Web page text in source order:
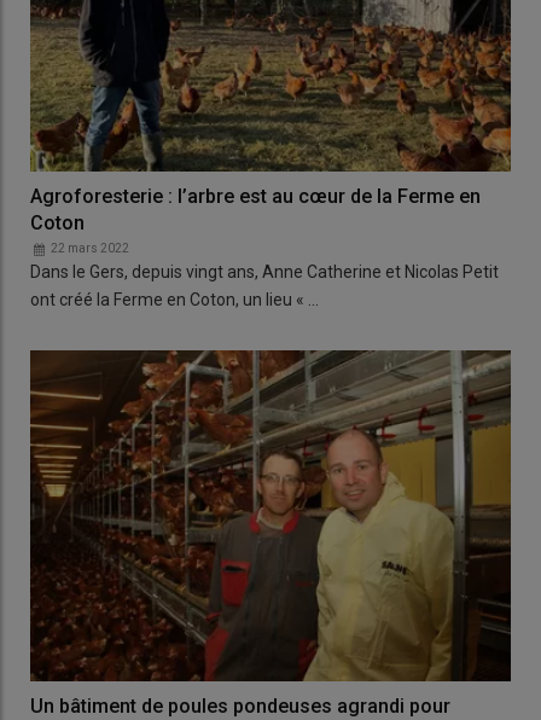
Agroforesterie : l’arbre est au cœur de la Ferme en
Coton
22 mars 2022
Dans le Gers, depuis vingt ans, Anne Catherine et Nicolas Petit
ont créé la Ferme en Coton, un lieu « …
Un bâtiment de poules pondeuses agrandi pour